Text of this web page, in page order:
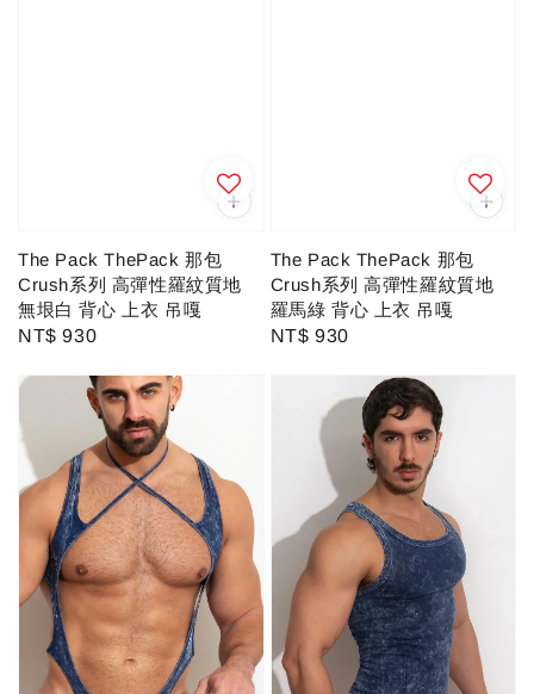
The Pack ThePack 那包
Crush系列 高彈性羅紋質地
無垠白 背心 上衣 吊嘎
Regular
NT$ 930
The Pack ThePack 那包
Crush系列 高彈性羅紋質地
羅馬綠 背心 上衣 吊嘎
Regular
NT$ 930